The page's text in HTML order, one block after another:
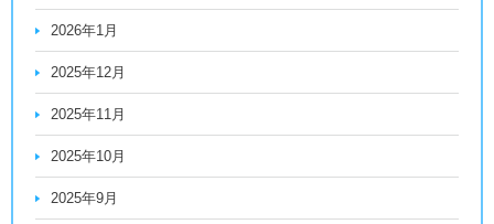
2026年1月
2025年12月
2025年11月
2025年10月
2025年9月